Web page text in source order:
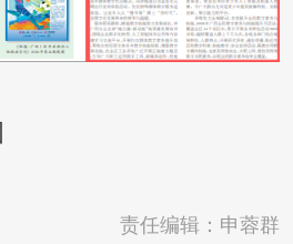
责任编辑：申蓉群